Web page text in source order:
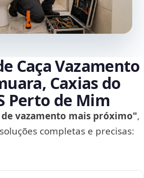
Caça Vazamento
Caxias do
Perto de Mim
de vazamento mais próximo",
completas e precisas: